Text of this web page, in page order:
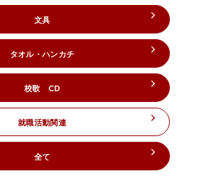
文具
タオル・ハンカチ
校歌 CD
就職活動関連
全て